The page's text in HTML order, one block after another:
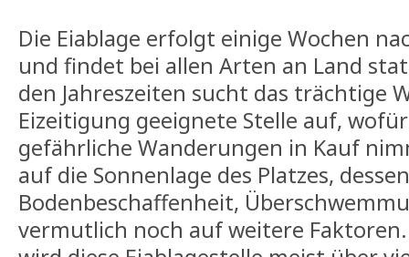
Die Eiablage erfolgt einige Wochen
und findet bei allen Arten an Land
den Jahreszeiten sucht das trächtige
Eizeitigung geeignete Stelle auf,
gefährliche Wanderungen in Kauf
auf die Sonnenlage des Platzes, dessen
Bodenbeschaffenheit,
vermutlich noch auf weitere